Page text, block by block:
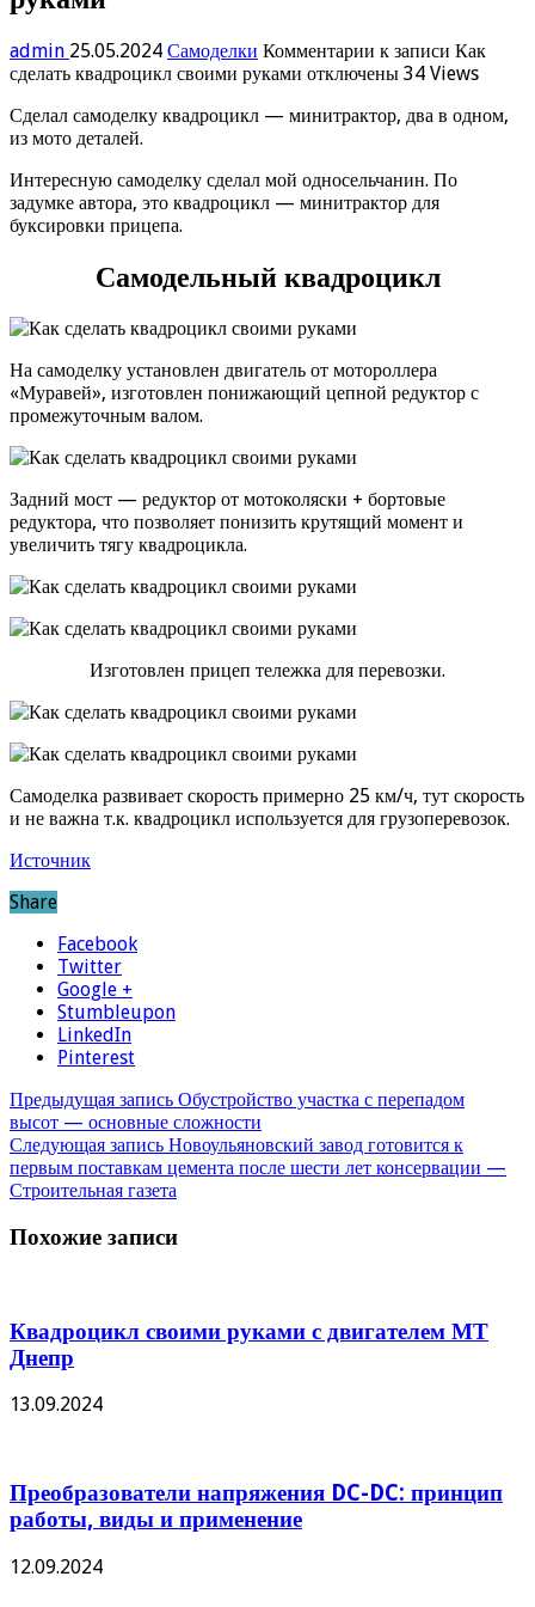
admin 25.05.2024 Самоделки Комментарии к записи Как
сделать квадроцикл своими руками отключены 34 Views
Сделал самоделку квадроцикл — минитрактор, два в одном,
из мото деталей.
Интересную самоделку сделал мой односельчанин. По
задумке автора, это квадроцикл — минитрактор для
буксировки прицепа.
Самодельный квадроцикл
На самоделку установлен двигатель от мотороллера
«Муравей», изготовлен понижающий цепной редуктор с
промежуточным валом.
Задний мост — редуктор от мотоколяски + бортовые
редуктора, что позволяет понизить крутящий момент и
увеличить тягу квадроцикла.
Изготовлен прицеп тележка для перевозки.
Самоделка развивает скорость примерно 25 км/ч, тут скорость
и не важна т.к. квадроцикл используется для грузоперевозок.
Источник
Share
Facebook
Twitter
Google +
Stumbleupon
LinkedIn
Pinterest
Предыдущая запись Обустройство участка с перепадом
высот — основные сложности
Следующая запись Новоульяновский завод готовится к
первым поставкам цемента после шести лет консервации —
Строительная газета
Похожие записи
Квадроцикл своими руками с двигателем МТ
Днепр
13.09.2024
Преобразователи напряжения DC-DC: принцип
работы, виды и применение
12.09.2024